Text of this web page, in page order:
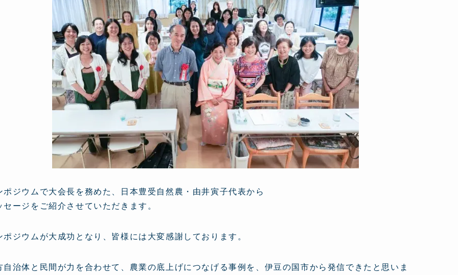
ポジウムで大会長を務めた、日本豊受自然農・由井寅子代表から
セージをご紹介させていただきます。
ポジウムが大成功となり、皆様には大変感謝しております。
自治体と民間が力を合わせて、農業の底上げにつなげる事例を、伊豆の国市から発信できたと思いま